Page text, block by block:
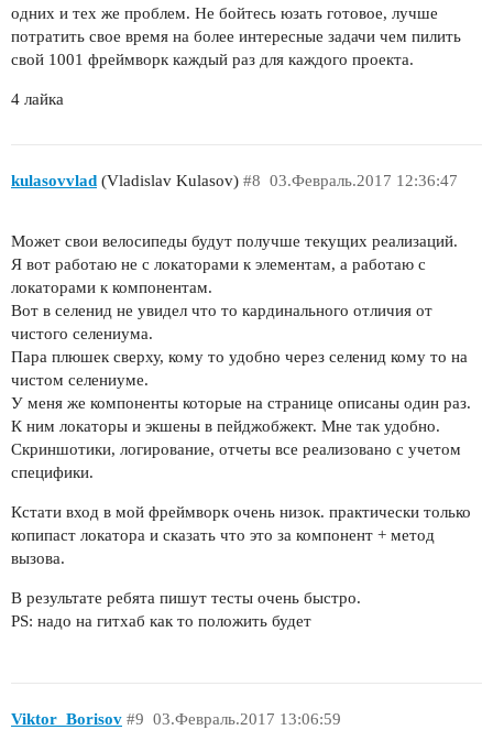
одних и тех же проблем. Не бойтесь юзать готовое, лучше
потратить свое время на более интересные задачи чем пилить
свой 1001 фреймворк каждый раз для каждого проекта.
4 лайка
kulasovvlad (Vladislav Kulasov) 03.Февраль.2017 12:36:47
#8
Может свои велосипеды будут получше текущих реализаций.
Я вот работаю не с локаторами к элементам, а работаю с
локаторами к компонентам.
Вот в селенид не увидел что то кардинального отличия от
чистого селениума.
Пара плюшек сверху, кому то удобно через селенид кому то на
чистом селениуме.
У меня же компоненты которые на странице описаны один раз.
К ним локаторы и экшены в пейджобжект. Мне так удобно.
Скриншотики, логирование, отчеты все реализовано с учетом
специфики.
Кстати вход в мой фреймворк очень низок. практически только
копипаст локатора и сказать что это за компонент + метод
вызова.
В результате ребята пишут тесты очень быстро.
PS: надо на гитхаб как то положить будет
Viktor_Borisov 03.Февраль.2017 13:06:59
#9